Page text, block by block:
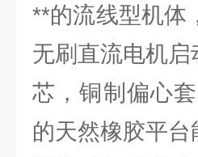
**的流线型机体
无刷直流电机
芯，铜制偏心
的天然橡胶平